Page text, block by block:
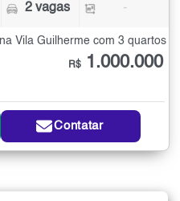
2 vagas -
Vila Guilherme com 3 quartos
R$ 1.000.000
Contatar